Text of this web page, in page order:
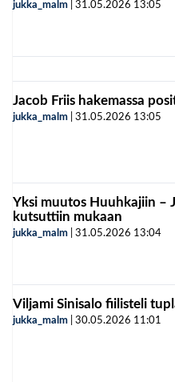
jukka_malm 31.05.2026 13:05
Jacob Friis hakemassa
jukka_malm 31.05.2026 13:05
Yksi muutos Huuhkajiin –
kutsuttiin mukaan
jukka_malm 31.05.2026 13:04
Viljami Sinisalo fiilisteli
jukka_malm 30.05.2026 11:01